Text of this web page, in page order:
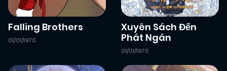
Chapter 1 (VIP) 26/01/2026
Falling Brothers
01/01/1970
Xuyên Sách Đến
Phát Ngán
01/01/1970